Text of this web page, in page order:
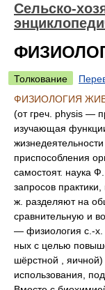
Сельско-
Толкование
ФИЗИОЛОГИЯ
(от греч. physis —
изучающая
приспособления
самостоят. наука
запросов
ж. разделяют на
сравнительную и
— физиология с.-х.
ных с целью
шёрстной , яичной)
использования,